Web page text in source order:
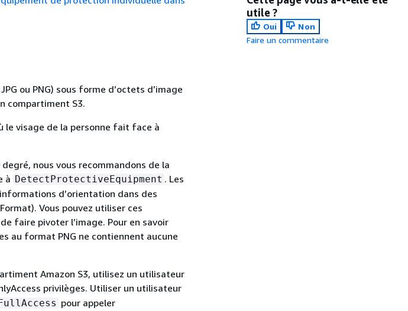
ou PNG) sous forme d’octets d’image
compartiment S3.
le visage de la personne fait face à
nous vous recommandons de la
à DetectProtectiveEquipment . Les
d’orientation dans des
Vous pouvez utiliser ces
faire pivoter l’image. Pour en savoir
au format PNG ne contiennent aucune
Amazon S3, utilisez un utilisateur
privilèges. Utiliser un utilisateur
pour appeler
utile ?
Oui
Non
Faire un commentaire